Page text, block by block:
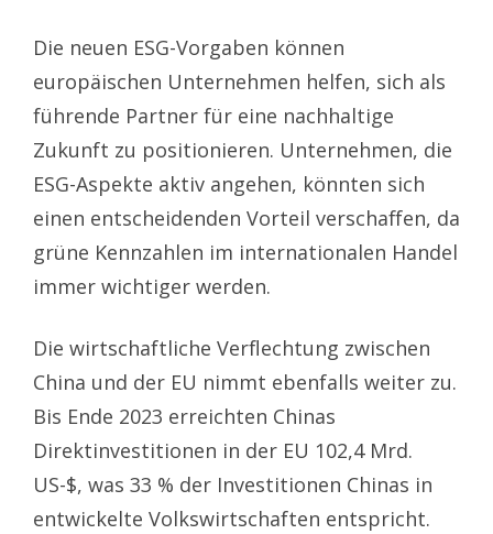
Die neuen ESG-Vorgaben können
europäischen Unternehmen helfen, sich als
führende Partner für eine nachhaltige
Zukunft zu positionieren. Unternehmen, die
ESG-Aspekte aktiv angehen, könnten sich
einen entscheidenden Vorteil verschaffen, da
grüne Kennzahlen im internationalen Handel
immer wichtiger werden.
Die wirtschaftliche Verflechtung zwischen
China und der EU nimmt ebenfalls weiter zu.
Bis Ende 2023 erreichten Chinas
Direktinvestitionen in der EU 102,4 Mrd.
US-$, was 33 % der Investitionen Chinas in
entwickelte Volkswirtschaften entspricht.